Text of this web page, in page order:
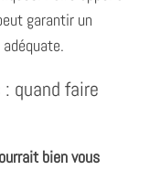
garantir un
quand faire
bien vous